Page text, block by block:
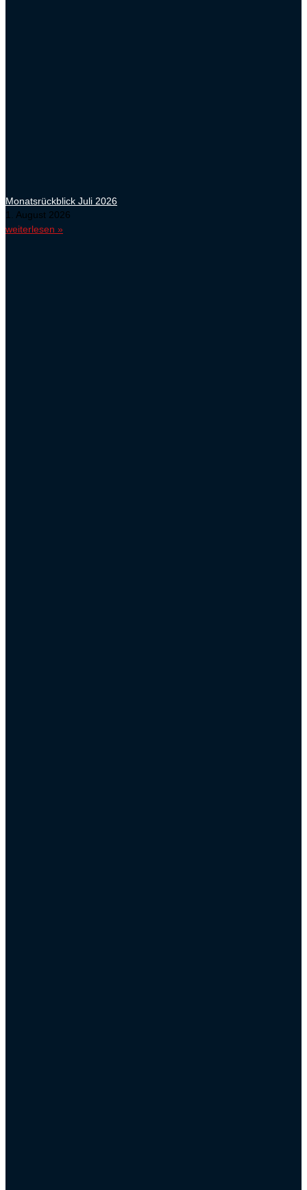
Monatsrückblick Juli 2026
1. August 2026
weiterlesen »